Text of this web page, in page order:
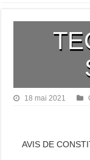
18 mai 2021
AVIS DE